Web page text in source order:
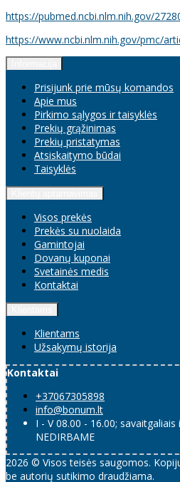
https://pubmed.ncbi.nlm.nih.gov/
https://www.ncbi.nlm.nih.gov/pmc/
Prisijunk prie mūsų komandos
Apie mus
Pirkimo sąlygos ir taisyklės
Prekių grąžinimas
Prekių pristatymas
Atsiskaitymo būdai
Taisyklės
Visos prekės
Prekės su nuolaida
Gamintojai
Dovanų kuponai
Svetainės medis
Kontaktai
Klientams
Užsakymų istorija
Kontaktai
+37067305898
info@bonum.lt
I - V 08.00 - 16.00;
NEDIRBAME
2026 © Visos teisės saugomos.
be autorių sutikimo draudžiama.